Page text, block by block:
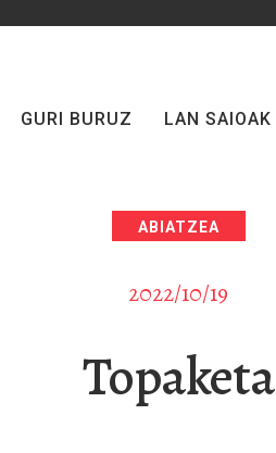
GURI BURUZ LAN SAIOAK
ABIATZEA
2022/10/19
Topaketa